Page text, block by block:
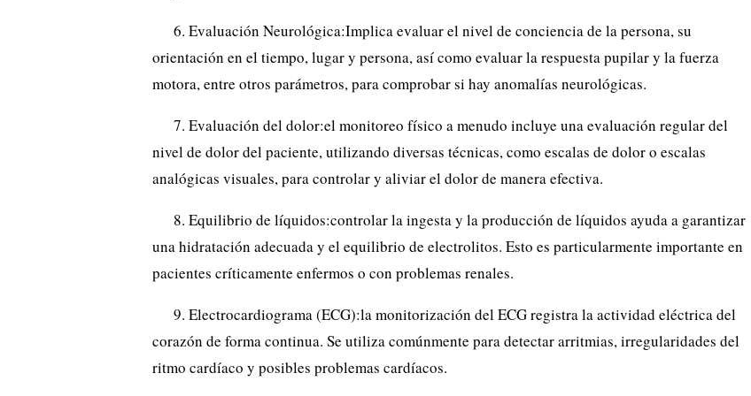
6. Evaluación Neurológica:Implica evaluar el nivel de conciencia de la persona, su
orientación en el tiempo, lugar y persona, así como evaluar la respuesta pupilar y la fuerza
motora, entre otros parámetros, para comprobar si hay anomalías neurológicas.
7. Evaluación del dolor:el monitoreo físico a menudo incluye una evaluación regular del
nivel de dolor del paciente, utilizando diversas técnicas, como escalas de dolor o escalas
analógicas visuales, para controlar y aliviar el dolor de manera efectiva.
8. Equilibrio de líquidos:controlar la ingesta y la producción de líquidos ayuda a garantizar
una hidratación adecuada y el equilibrio de electrolitos. Esto es particularmente importante en
pacientes críticamente enfermos o con problemas renales.
9. Electrocardiograma (ECG):la monitorización del ECG registra la actividad eléctrica del
corazón de forma continua. Se utiliza comúnmente para detectar arritmias, irregularidades del
ritmo cardíaco y posibles problemas cardíacos.